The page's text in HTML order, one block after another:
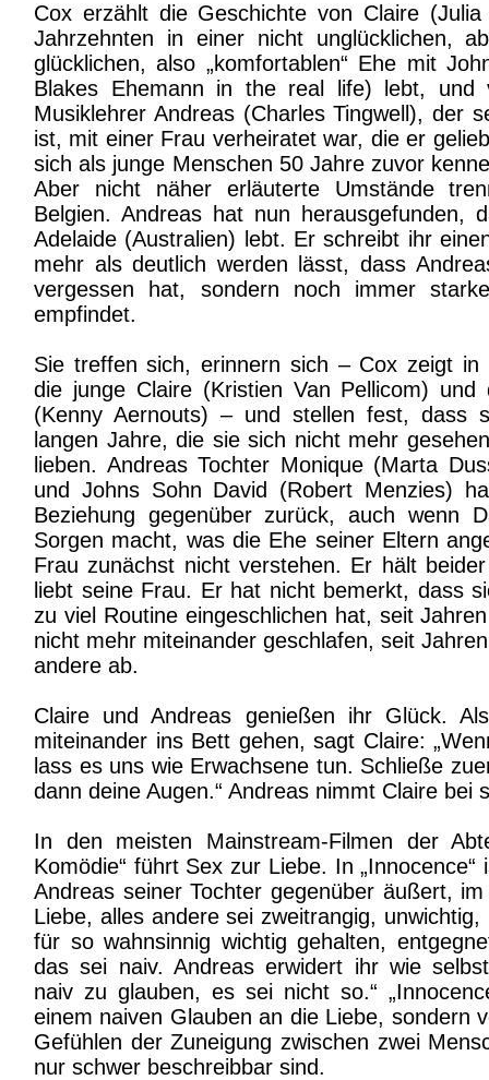
Cox erzählt die Geschichte von Claire
Jahrzehnten in einer nicht unglücklichen,
glücklichen, also „komfortablen“ Ehe mit
Blakes Ehemann in the real life) lebt, und
Musiklehrer Andreas (Charles Tingwell), der
ist, mit einer Frau verheiratet war, die er
sich als junge Menschen 50 Jahre zuvor
Aber nicht näher erläuterte Umstände
Belgien. Andreas hat nun herausgefunden,
Adelaide (Australien) lebt. Er schreibt ihr
mehr als deutlich werden lässt, dass
vergessen hat, sondern noch immer
empfindet.
Sie treffen sich, erinnern sich – Cox zeigt in
die junge Claire (Kristien Van Pellicom) und
(Kenny Aernouts) – und stellen fest, dass
langen Jahre, die sie sich nicht mehr
lieben. Andreas Tochter Monique (Marta
und Johns Sohn David (Robert Menzies)
Beziehung gegenüber zurück, auch wenn
Sorgen macht, was die Ehe seiner Eltern
Frau zunächst nicht verstehen. Er hält
liebt seine Frau. Er hat nicht bemerkt, dass
zu viel Routine eingeschlichen hat, seit
nicht mehr miteinander geschlafen, seit
andere ab.
Claire und Andreas genießen ihr Glück.
miteinander ins Bett gehen, sagt Claire:
lass es uns wie Erwachsene tun. Schließe
dann deine Augen.“ Andreas nimmt Claire bei
In den meisten Mainstream-Filmen der
Komödie“ führt Sex zur Liebe. In
Andreas seiner Tochter gegenüber äußert,
Liebe, alles andere sei zweitrangig,
für so wahnsinnig wichtig gehalten,
das sei naiv. Andreas erwidert ihr wie
naiv zu glauben, es sei nicht so.“
einem naiven Glauben an die Liebe, sondern
Gefühlen der Zuneigung zwischen zwei
nur schwer beschreibbar sind.